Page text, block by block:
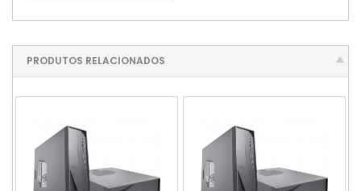
PRODUTOS RELACIONADOS